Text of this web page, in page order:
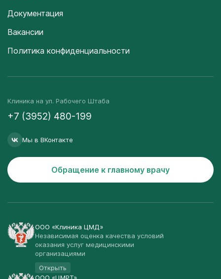
Документация
Вакансии
Политика конфиденциальности
Клиника на ул. Рабочего Штаба
+7 (3952) 480-199
Мы в ВКонтакте
Обращение к главному врачу
ООО «Клиника ЦМД»
Независимая оценка качества условий
оказания услуг медицинскими
организациями
Открыть